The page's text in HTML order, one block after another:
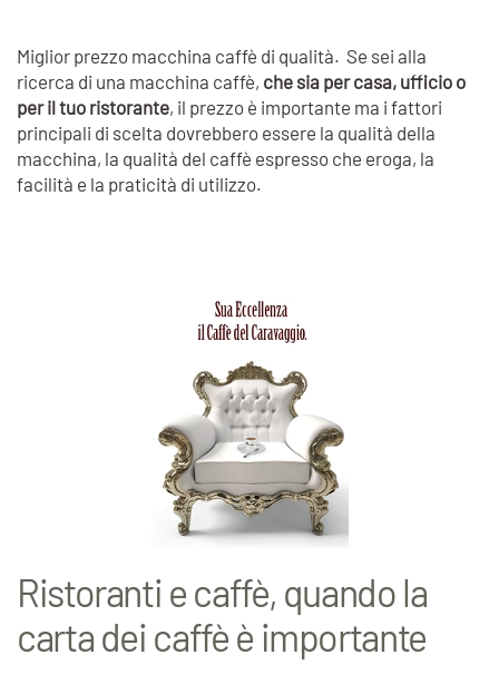
Miglior prezzo macchina caffè di qualità. Se sei alla
ricerca di una macchina caffè, che sia per casa, ufficio o
per il tuo ristorante, il prezzo è importante ma i fattori
principali di scelta dovrebbero essere la qualità della
macchina, la qualità del caffè espresso che eroga, la
facilità e la praticità di utilizzo.
Ristoranti e caffè, quando la
carta dei caffè è importante